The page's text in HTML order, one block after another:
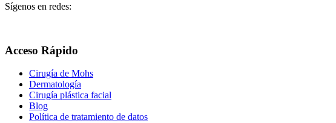
Sígenos en redes:
Acceso Rápido
Cirugía de Mohs
Dermatología
Cirugía plástica facial
Blog
Política de tratamiento de datos